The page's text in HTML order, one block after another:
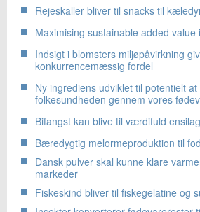
Rejeskaller bliver til snacks til
Maximising sustainable added value
Indsigt i blomsters miljøpåvirkning
konkurrencemæssig fordel
Ny ingrediens udviklet til potentielt
folkesundheden gennem vores
Bifangst kan blive til værdifuld
Bæredygtig melormeproduktion til
Dansk pulver skal kunne klare
markeder
Fiskeskind bliver til fiskegelatine og